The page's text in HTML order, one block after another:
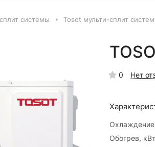
системы Tosot мульти-сплит
0 Нет
Обогрев,